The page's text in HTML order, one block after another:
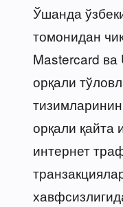
Ўшанда
томонидан
Mastercard ва
орқали
орқали қайта
интернет